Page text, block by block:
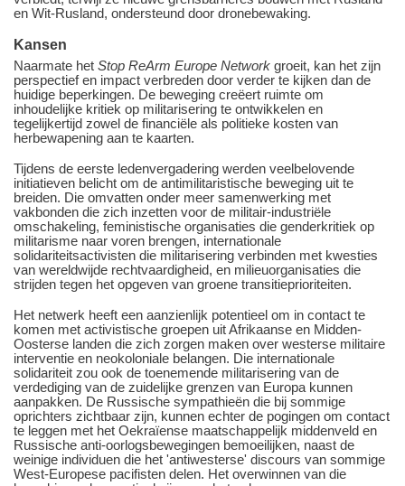
en Wit-Rusland, ondersteund door dronebewaking.
Kansen
Naarmate het Stop ReArm Europe Network groeit, kan het zijn
perspectief en impact verbreden door verder te kijken dan de
huidige beperkingen. De beweging creëert ruimte om
inhoudelijke kritiek op militarisering te ontwikkelen en
tegelijkertijd zowel de financiële als politieke kosten van
herbewapening aan te kaarten.
Tijdens de eerste ledenvergadering werden veelbelovende
initiatieven belicht om de antimilitaristische beweging uit te
breiden. Die omvatten onder meer samenwerking met
vakbonden die zich inzetten voor de militair-industriële
omschakeling, feministische organisaties die genderkritiek op
militarisme naar voren brengen, internationale
solidariteitsactivisten die militarisering verbinden met kwesties
van wereldwijde rechtvaardigheid, en milieuorganisaties die
strijden tegen het opgeven van groene transitieprioriteiten.
Het netwerk heeft een aanzienlijk potentieel om in contact te
komen met activistische groepen uit Afrikaanse en Midden-
Oosterse landen die zich zorgen maken over westerse militaire
interventie en neokoloniale belangen. Die internationale
solidariteit zou ook de toenemende militarisering van de
verdediging van de zuidelijke grenzen van Europa kunnen
aanpakken. De Russische sympathieën die bij sommige
oprichters zichtbaar zijn, kunnen echter de pogingen om contact
te leggen met het Oekraïense maatschappelijk middenveld en
Russische anti-oorlogsbewegingen bemoeilijken, naast de
weinige individuen die het 'antiwesterse' discours van sommige
West-Europese pacifisten delen. Het overwinnen van die